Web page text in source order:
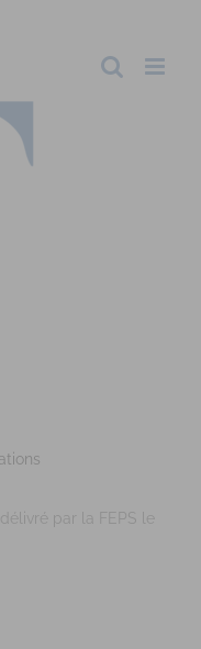
par la FEPS le